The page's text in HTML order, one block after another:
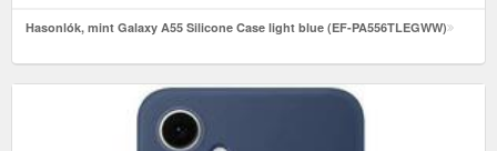
Hasonlók, mint Galaxy A55 Silicone Case light blue (EF-PA556TLEGWW)